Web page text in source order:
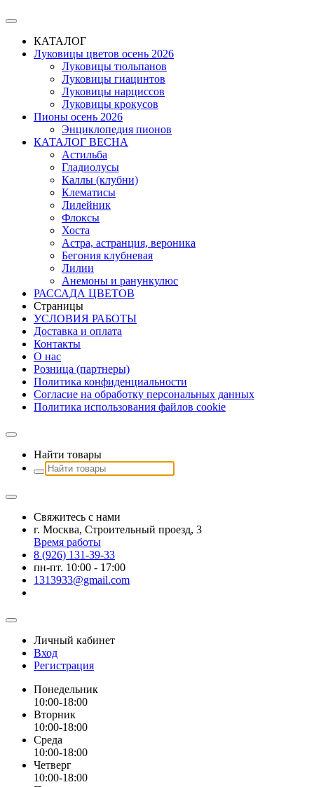
КАТАЛОГ
Луковицы цветов осень 2026
Луковицы тюльпанов
Луковицы гиацинтов
Луковицы нарциссов
Луковицы крокусов
Пионы осень 2026
Энциклопедия пионов
КАТАЛОГ ВЕСНА
Астильба
Гладиолусы
Каллы (клубни)
Клематисы
Лилейник
Флоксы
Хоста
Астра, астранция, вероника
Бегония клубневая
Лилии
Анемоны и ранункулюс
РАССАДА ЦВЕТОВ
Страницы
УСЛОВИЯ РАБОТЫ
Доставка и оплата
Контакты
О наc
Розница (партнеры)
Политика конфиденциальности
Согласие на обработку персональных данных
Политика использования файлов сookie
Найти товары
Свяжитесь с нами
г. Москва, Строительный проезд, 3
Время работы
8 (926) 131-39-33
пн-пт. 10:00 - 17:00
1313933@gmail.com
Личный кабинет
Вход
Регистрация
Понедельник
10:00-18:00
Вторник
10:00-18:00
Среда
10:00-18:00
Четверг
10:00-18:00